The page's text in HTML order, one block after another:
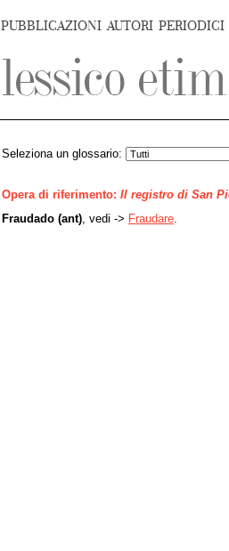
PUBBLICAZIONI AUTORI PERIODICI
Seleziona un glossario:
Opera di riferimento: Il registro di San
Fraudado (ant) , vedi -> Fraudare